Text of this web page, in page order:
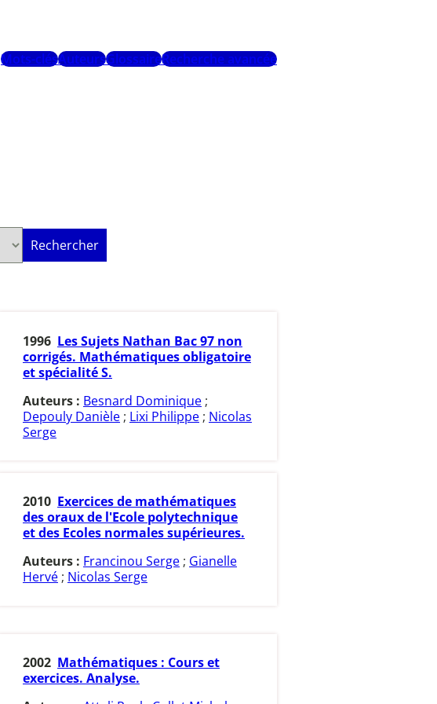
Mots-clésAuteursGlossaireRecherche avancée
Rechercher
1996 Les Sujets Nathan Bac 97 non
corrigés. Mathématiques obligatoire
et spécialité S.
Auteurs : Besnard Dominique ;
Depouly Danièle ; Lixi Philippe ; Nicolas
Serge
2010 Exercices de mathématiques
des oraux de l'Ecole polytechnique
et des Ecoles normales supérieures.
Auteurs : Francinou Serge; Gianelle
Hervé; Nicolas Serge
2002 Mathématiques : Cours et
exercices. Analyse.